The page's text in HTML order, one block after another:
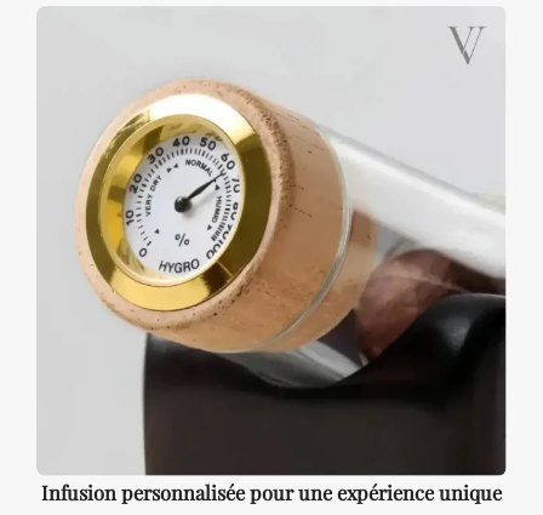
Infusion personnalisée pour une expérience unique